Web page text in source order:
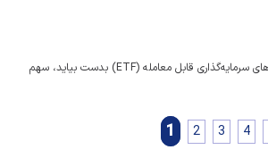
مدیرعامل سمات می‌گوید به میزان وجوهی که از طریق فروش واحدهای صندوق‌های سرمایه‌گذاری قابل معامله (ETF) بدست بیاید، سهم
1 2 3 4